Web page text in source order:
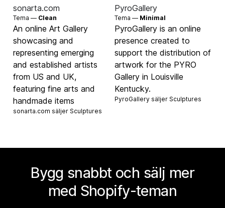
sonarta.com
Tema — Clean
An online Art Gallery
showcasing and
representing emerging
and established artists
from US and UK,
featuring fine arts and
handmade items
sonarta.com säljer Sculptures
PyroGallery
Tema — Minimal
PyroGallery is an online
presence created to
support the distribution of
artwork for the PYRO
Gallery in Louisville
Kentucky.
PyroGallery säljer Sculptures
Bygg snabbt och sälj mer
med Shopify-teman